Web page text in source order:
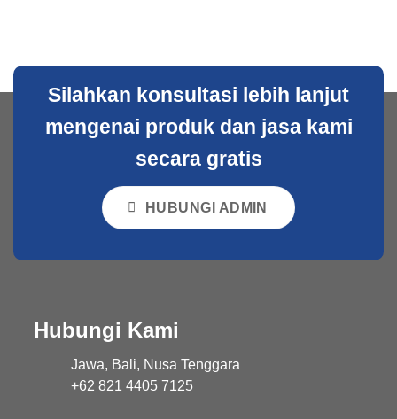
Silahkan konsultasi lebih lanjut
mengenai produk dan jasa kami
secara gratis
HUBUNGI ADMIN
Hubungi Kami
Jawa, Bali, Nusa Tenggara
+62 821 4405 7125